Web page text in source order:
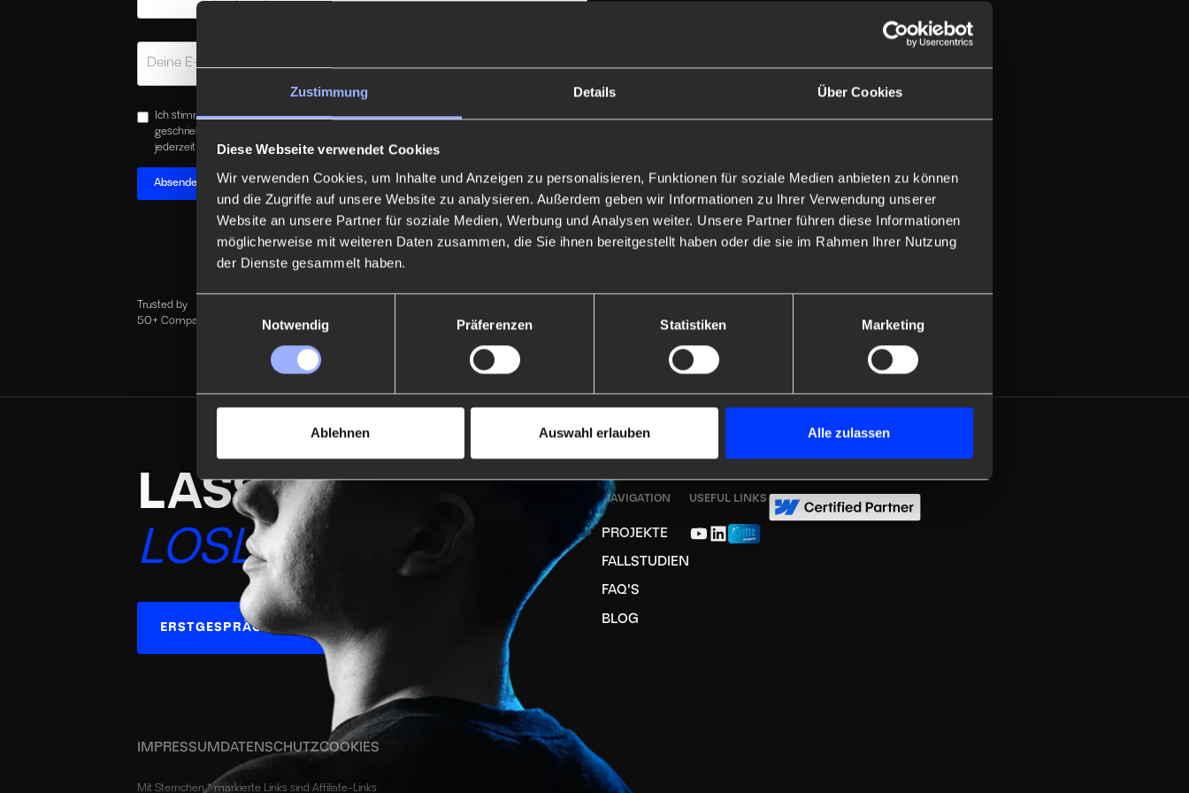
Zustimmung Details Über Cookies
Diese Webseite verwendet Cookies
Wir verwenden Cookies, um Inhalte und Anzeigen zu personalisieren, Funktionen für soziale Medien anbieten zu können
und die Zugriffe auf unsere Website zu analysieren. Außerdem geben wir Informationen zu Ihrer Verwendung unserer
Website an unsere Partner für soziale Medien, Werbung und Analysen weiter. Unsere Partner führen diese Informationen
möglicherweise mit weiteren Daten zusammen, die Sie ihnen bereitgestellt haben oder die sie im Rahmen Ihrer Nutzung
der Dienste gesammelt haben.
Notwendig
Präferenzen Statistiken Marketing
Ablehnen Auswahl erlauben Alle zulassen
Ich stimme zu, dass meine personenbezogenen Daten wie in derDatenschutzerklärung
geschrieben genutzt werde. um werbliche E-Mails zu erhalten, und weiß, dass ich dies
jederzeit widerrufen kann.
Trusted by
50+ Companies
LASS UNS
LOSLEGEN
ERSTGESPRÄCH VEREINBAREN
NAVIGATION
PROJEKTE
FALLSTUDIEN
FAQ'S
BLOG
USEFUL LINKS
IMPRESSUMDATENSCHUTZCOOKIES
Mit Sternchen * markierte Links sind Affiliate-Links.